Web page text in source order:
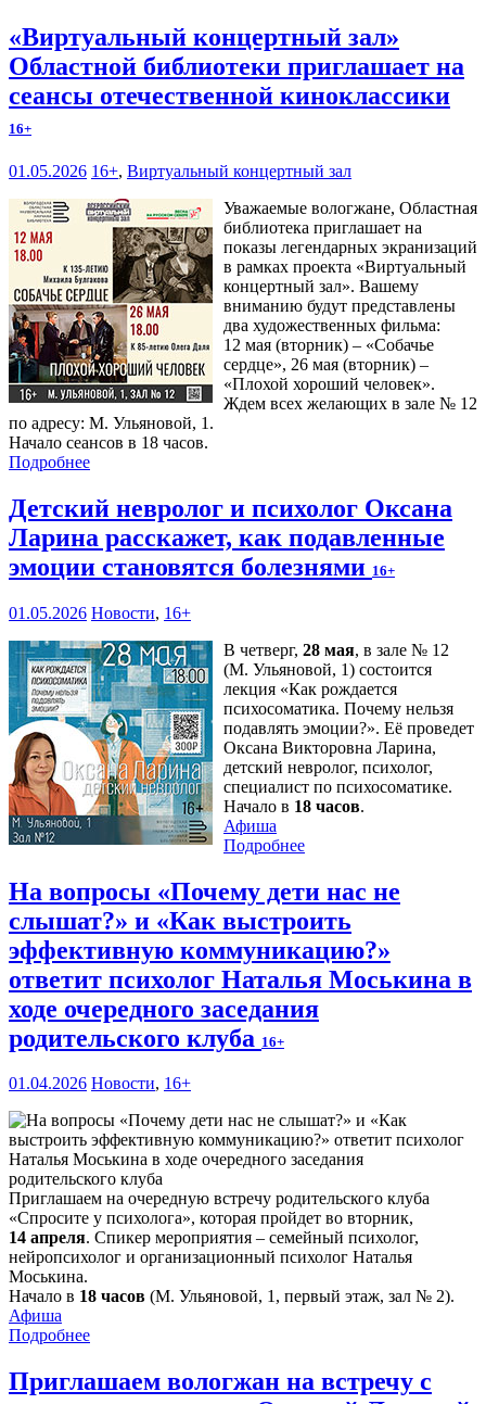
«Виртуальный концертный зал»
Областной библиотеки приглашает на
сеансы отечественной киноклассики
16+
01.05.2026 16+, Виртуальный концертный зал
Уважаемые вологжане, Областная
библиотека приглашает на
показы легендарных экранизаций
в рамках проекта «Виртуальный
концертный зал». Вашему
вниманию будут представлены
два художественных фильма:
12 мая (вторник) – «Собачье
сердце», 26 мая (вторник) –
«Плохой хороший человек».
Ждем всех желающих в зале № 12
по адресу: М. Ульяновой, 1.
Начало сеансов в 18 часов.
Подробнее
Детский невролог и психолог Оксана
Ларина расскажет, как подавленные
эмоции становятся болезнями 16+
01.05.2026 Новости, 16+
В четверг, 28 мая, в зале № 12
(М. Ульяновой, 1) состоится
лекция «Как рождается
психосоматика. Почему нельзя
подавлять эмоции?». Её проведет
Оксана Викторовна Ларина,
детский невролог, психолог,
специалист по психосоматике.
Начало в 18 часов.
Афиша
Подробнее
На вопросы «Почему дети нас не
слышат?» и «Как выстроить
эффективную коммуникацию?»
ответит психолог Наталья Моськина в
ходе очередного заседания
родительского клуба 16+
01.04.2026 Новости, 16+
Приглашаем на очередную встречу родительского клуба
«Спросите у психолога», которая пройдет во вторник,
14 апреля. Спикер мероприятия – семейный психолог,
нейропсихолог и организационный психолог Наталья
Моськина.
Начало в 18 часов (М. Ульяновой, 1, первый этаж, зал № 2).
Афиша
Подробнее
Приглашаем вологжан на встречу с